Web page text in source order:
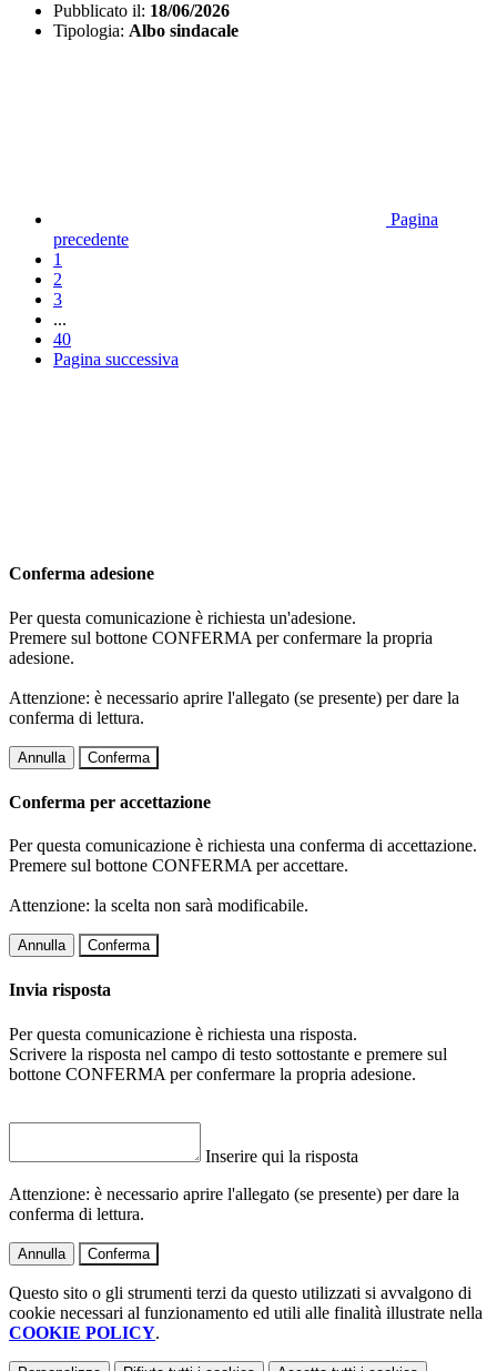
Pubblicato il: 18/06/2026
Tipologia: Albo sindacale
Pagina
precedente
1
2
3
...
40
Pagina successiva
Conferma adesione
Per questa comunicazione è richiesta un'adesione.
Premere sul bottone CONFERMA per confermare la propria
adesione.
Attenzione: è necessario aprire l'allegato (se presente) per dare la
conferma di lettura.
Annulla Conferma
Conferma per accettazione
Per questa comunicazione è richiesta una conferma di accettazione.
Premere sul bottone CONFERMA per accettare.
Attenzione: la scelta non sarà modificabile.
Annulla Conferma
Invia risposta
Per questa comunicazione è richiesta una risposta.
Scrivere la risposta nel campo di testo sottostante e premere sul
bottone CONFERMA per confermare la propria adesione.
Inserire qui la risposta
Attenzione: è necessario aprire l'allegato (se presente) per dare la
conferma di lettura.
Annulla Conferma
Questo sito o gli strumenti terzi da questo utilizzati si avvalgono di
cookie necessari al funzionamento ed utili alle finalità illustrate nella
COOKIE POLICY.